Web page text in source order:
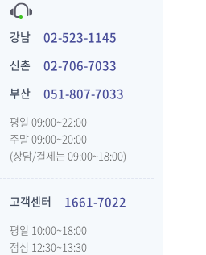
강남 02-523-1145
신촌 02-706-7033
부산 051-807-7033
평일 09:00~22:00
주말 09:00~20:00
(상담/결제는 09:00~18:00)
고객센터 1661-7022
평일 10:00~18:00
점심 12:30~13:30